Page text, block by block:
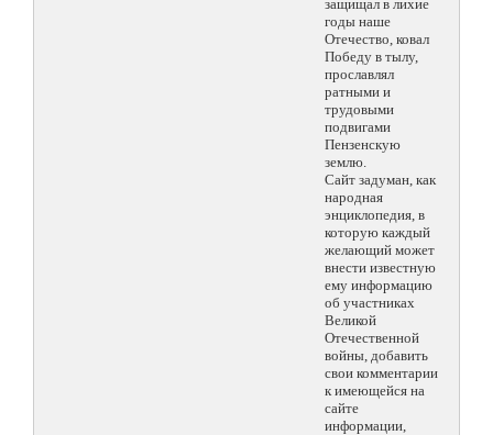
защищал в лихие
годы наше
Отечество, ковал
Победу в тылу,
прославлял
ратными и
трудовыми
подвигами
Пензенскую
землю.
Сайт задуман, как
народная
энциклопедия, в
которую каждый
желающий может
внести известную
ему информацию
об участниках
Великой
Отечественной
войны, добавить
свои комментарии
к имеющейся на
сайте
информации,